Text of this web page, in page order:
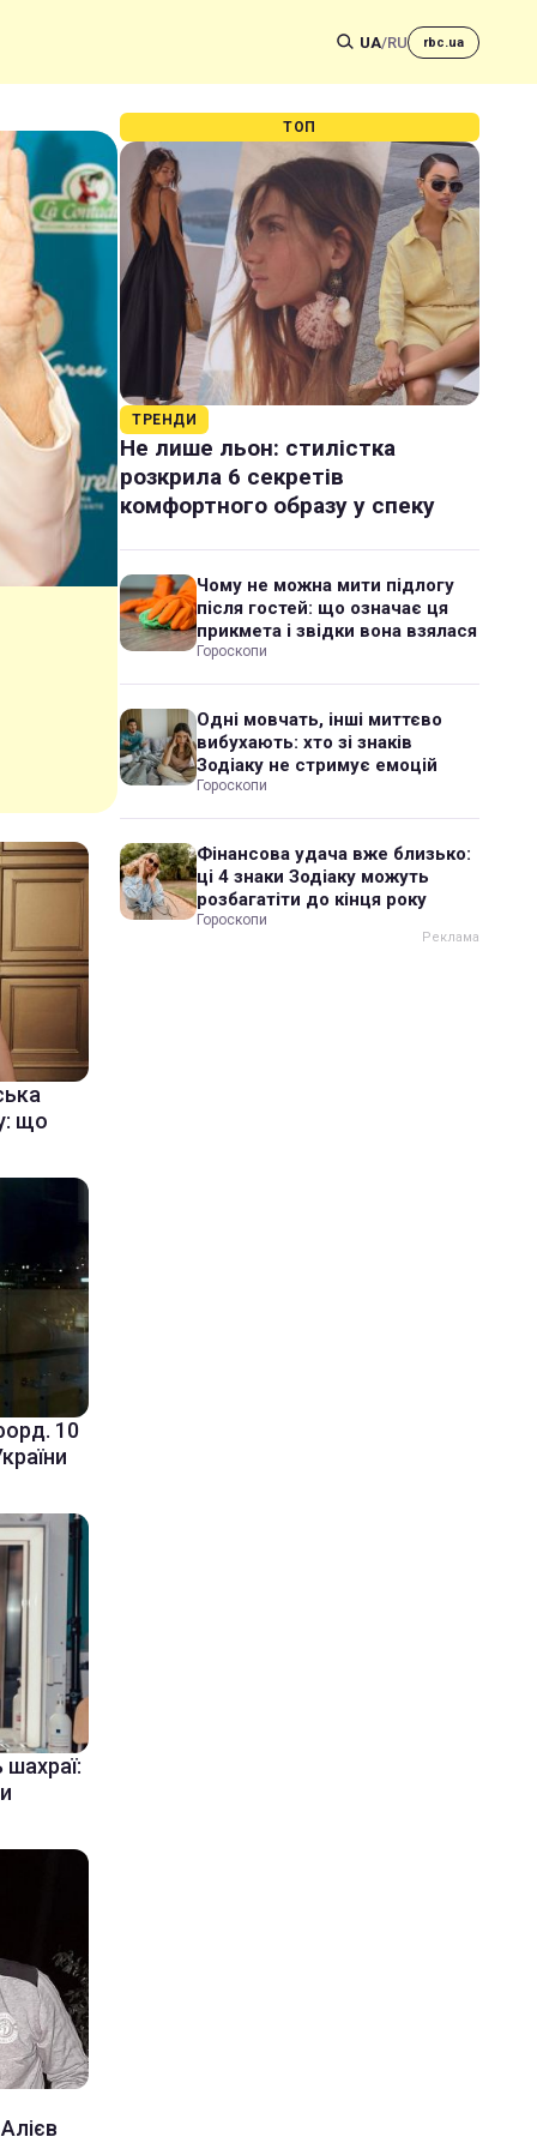
UA/RU rbc.ua
що
10
ТОП
ТРЕНДИ
Не лише льон: стилістка
розкрила 6 секретів
комфортного образу у спеку
Чому не можна мити підлогу
після гостей: що означає ця
прикмета і звідки вона взялася
Гороскопи
Одні мовчать, інші миттєво
вибухають: хто зі знаків
Зодіаку не стримує емоцій
Гороскопи
Фінансова удача вже близько:
ці 4 знаки Зодіаку можуть
розбагатіти до кінця року
Гороскопи